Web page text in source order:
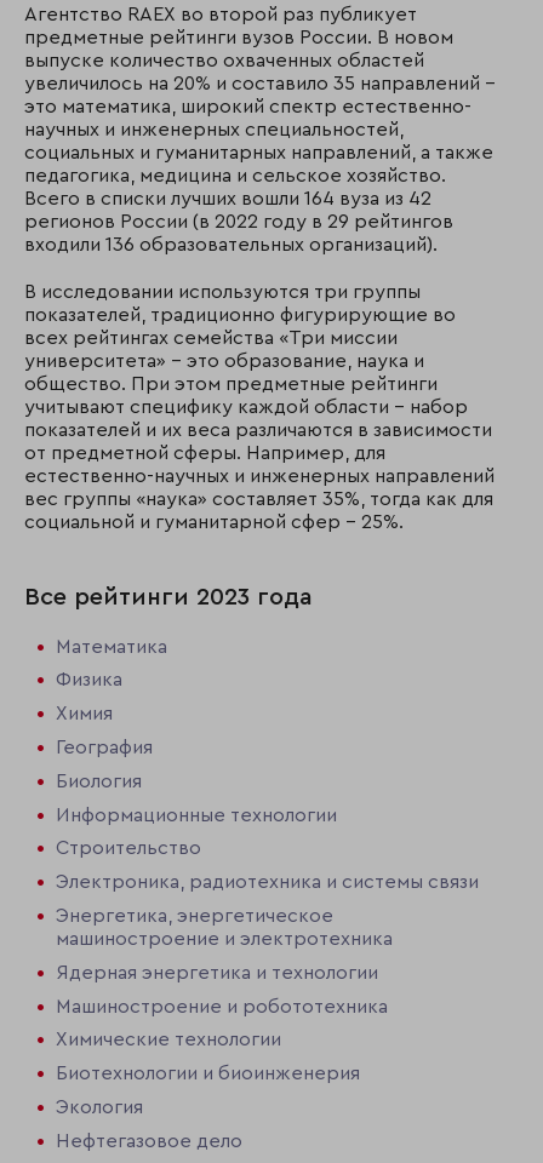
Агентство RAEX во второй раз публикует
предметные рейтинги вузов России. В новом
выпуске количество охваченных областей
увеличилось на 20% и составило 35 направлений –
это математика, широкий спектр естественно-
научных и инженерных специальностей,
социальных и гуманитарных направлений, а также
педагогика, медицина и сельское хозяйство.
Всего в списки лучших вошли 164 вуза из 42
регионов России (в 2022 году в 29 рейтингов
входили 136 образовательных организаций).
В исследовании используются три группы
показателей, традиционно фигурирующие во
всех рейтингах семейства «Три миссии
университета» – это образование, наука и
общество. При этом предметные рейтинги
учитывают специфику каждой области – набор
показателей и их веса различаются в зависимости
от предметной сферы. Например, для
естественно-научных и инженерных направлений
вес группы «наука» составляет 35%, тогда как для
социальной и гуманитарной сфер – 25%.
Все рейтинги 2023 года
Математика
Физика
Химия
География
Биология
Информационные технологии
Строительство
Электроника, радиотехника и системы связи
Энергетика, энергетическое
машиностроение и электротехника
Ядерная энергетика и технологии
Машиностроение и робототехника
Химические технологии
Биотехнологии и биоинженерия
Экология
Нефтегазовое дело